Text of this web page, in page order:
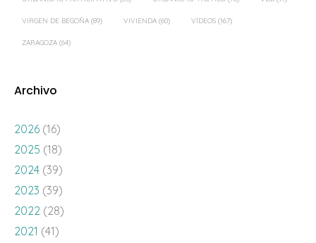
VIRGEN DE BEGOÑA (89) VIVIENDA (60) VÍDEOS (167)
ZARAGOZA (64)
Archivo
2026 (16)
2025 (18)
2024 (39)
2023 (39)
2022 (28)
2021 (41)